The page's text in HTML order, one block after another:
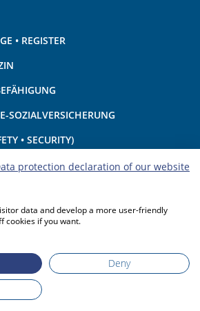
• REGISTER
SOZIALVERSICHERUNG
• SECURITY)
KLIMA
protection declaration of our website
data and develop a more user-friendly
cookies if you want.
Deny